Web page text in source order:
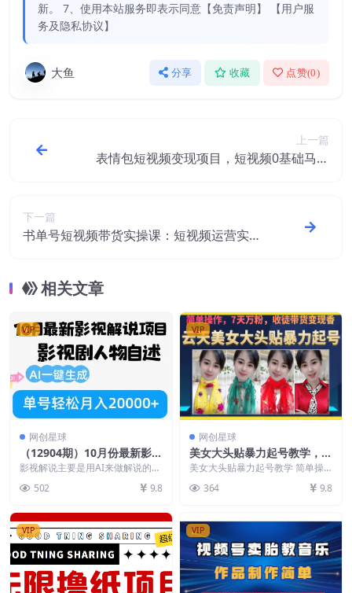
新。 7、使用本站服务即表示同意【免责声明】 【用户服
务及隐私协议】
大鱼 分享 收藏 点赞(0)
上一篇
表情包短视频变现项目，短视频0基础马上
下一篇
书单号短视频带货实操课：短视频运营实操
相关文章
VIP
网创星球
（12904期）10月份最新影视
解说项目，影视剧人物自述，
AI一键生成 单号轻松月入20
000+
影视解说主要是用AI来做解说的短
右。通过发布在某音、...
502 9.8
VIP
网创星球
美女大头贴暴力起号教学，简
单操作，7天万粉，收徒带货
变现香
美女大头贴暴力起号教学 简单操
徒，可转带货，变现嘎...
364 9.8
VIP VIP